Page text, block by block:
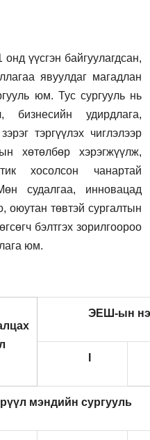
үүсгэн байгуулагдсан,
явуулдаг магадлан
юм. Тус сургууль нь
бизнесийн удирдлага,
тэргүүлэх чиглэлээр
хөтөлбөр хэрэгжүүлж,
хосолсон чанартай
судалгаа, инновацад
оюутан төвтэй сургалтын
бэлтгэх зорилгоороо
юм.
ЭЕШ-ын
мэндийн сургууль